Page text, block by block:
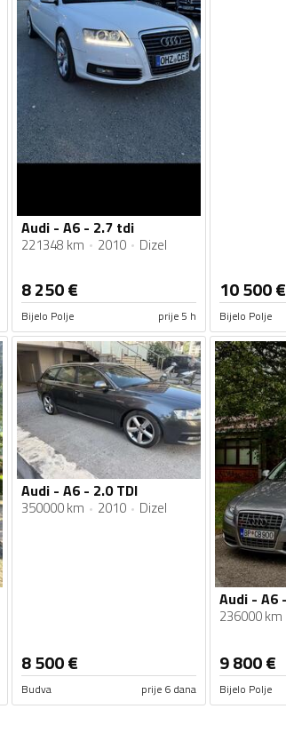
Audi - A6 - 2.7 tdi
221348 km 2010 Dizel
8 250€
Bijelo Polje prije 5 h
10 500€
Bijelo Polje
Audi - A6 - 2.0 TDI
350000 km 2010 Dizel
8 500€
Budva prije 6 dana
236000 km
9 800€
Bijelo Polje